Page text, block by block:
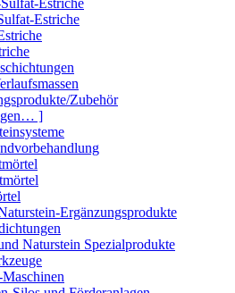
Estriche
Estriche
Zubehör
]
Ergänzungsprodukte
Naturstein Spezialprodukte